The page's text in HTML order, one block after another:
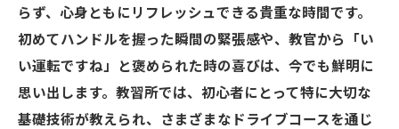
らず、心身ともにリフレッシュできる貴重な時間です。
初めてハンドルを握った瞬間の緊張感や、教官から「い
い運転ですね」と褒められた時の喜びは、今でも鮮明に
思い出します。教習所では、初心者にとって特に大切な
基礎技術が教えられ、さまざまなドライブコースを通じ